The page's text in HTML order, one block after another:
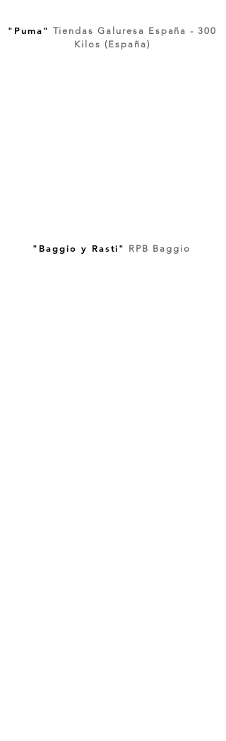
"Puma" Tiendas Galuresa España - 300
Kilos (España)
"Baggio y Rasti" RPB Baggio